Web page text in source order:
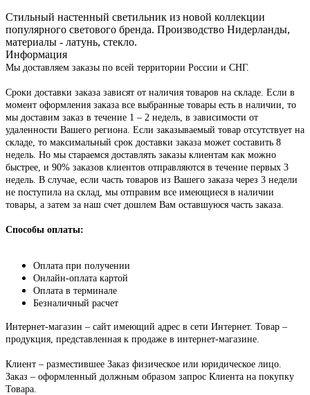
Стильный настенный светильник из новой коллекции
популярного светового бренда. Производство Нидерланды,
материалы - латунь, стекло.
Информация
Мы доставляем заказы по всей территории России и СНГ.
Сроки доставки заказа зависят от наличия товаров на складе. Если в
момент оформления заказа все выбранные товары есть в наличии, то
мы доставим заказ в течение 1 – 2 недель, в зависимости от
удаленности Вашего региона. Если заказываемый товар отсутствует на
складе, то максимальный срок доставки заказа может составить 8
недель. Но мы стараемся доставлять заказы клиентам как можно
быстрее, и 90% заказов клиентов отправляются в течение первых 3
недель. В случае, если часть товаров из Вашего заказа через 3 недели
не поступила на склад, мы отправим все имеющиеся в наличии
товары, а затем за наш счет дошлем Вам оставшуюся часть заказа.
Способы оплаты:
Оплата при получении
Онлайн-оплата картой
Оплата в терминале
Безналичный расчет
Интернет-магазин – сайт имеющий адрес в сети Интернет. Товар –
продукция, представленная к продаже в интернет-магазине.
Клиент – разместившее Заказ физическое или юридическое лицо.
Заказ – оформленный должным образом запрос Клиента на покупку
Товара.